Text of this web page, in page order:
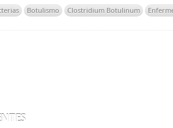
Botulismo Clostridium Botulinum